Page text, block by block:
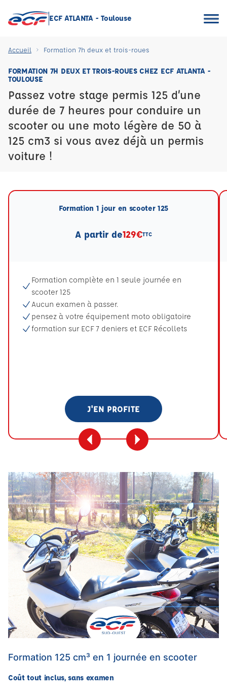
ECF ATLANTA - Toulouse
Accueil Formation 7h deux et trois-roues
FORMATION 7H DEUX ET TROIS-ROUES CHEZ ECF ATLANTA -
TOULOUSE
Passez votre stage permis 125 d’une
durée de 7 heures pour conduire un
scooter ou une moto légère de 50 à
125 cm3 si vous avez déjà un permis
voiture !
Formation 1 jour en scooter 125
A partir de129€TTC
Formation complète en 1 seule journée en
scooter 125
Aucun examen à passer.
pensez à votre équipement moto obligatoire
formation sur ECF 7 deniers et ECF Récollets
J'EN PROFITE
Formation 125 cm³ en 1 journée en scooter
Coût tout inclus, sans examen